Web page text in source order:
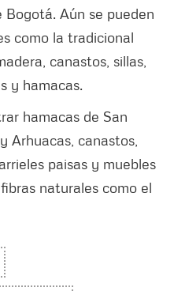
Aún se pueden
como la tradicional
canastos, sillas,
y hamacas.
hamacas de San
Arhuacas, canastos,
paisas y muebles
naturales como el